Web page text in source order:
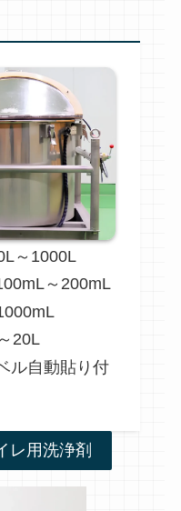
～1000L
～200mL
20L
ル自動貼り付
レ用洗浄剤